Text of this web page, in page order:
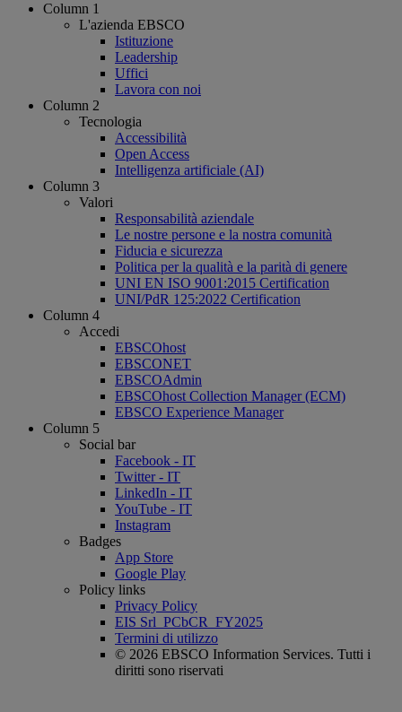
Column 1
L'azienda EBSCO
Istituzione
Leadership
Uffici
Lavora con noi
Column 2
Tecnologia
Accessibilità
Open Access
Intelligenza artificiale (AI)
Column 3
Valori
Responsabilità aziendale
Le nostre persone e la nostra comunità
Fiducia e sicurezza
Politica per la qualità e la parità di genere
UNI EN ISO 9001:2015 Certification
UNI/PdR 125:2022 Certification
Column 4
Accedi
EBSCOhost
EBSCONET
EBSCOAdmin
EBSCOhost Collection Manager (ECM)
EBSCO Experience Manager
Column 5
Social bar
Facebook - IT
Twitter - IT
LinkedIn - IT
YouTube - IT
Instagram
Badges
App Store
Google Play
Policy links
Privacy Policy
EIS Srl_PCbCR_FY2025
Termini di utilizzo
© 2026 EBSCO Information Services. Tutti i
diritti sono riservati